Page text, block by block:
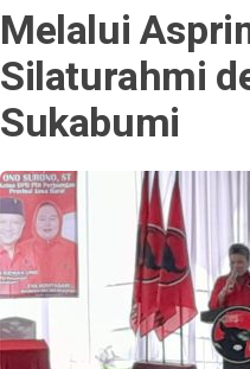
Melalui
Silaturahmi
Sukabumi